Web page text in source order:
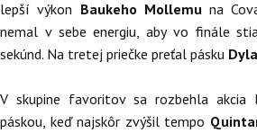
lepší výkon Baukeho Mollemu na
nemal v sebe energiu, aby vo finále
sekúnd. Na tretej priečke preťal pásku
V skupine favoritov sa rozbehla akcia
páskou, keď najskôr zvýšil tempo